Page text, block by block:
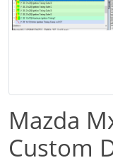
Mazda
Custom